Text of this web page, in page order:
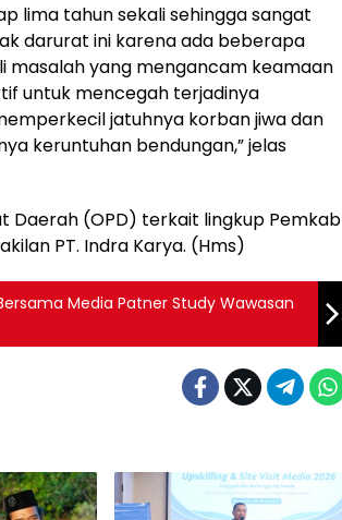
lima tahun sekali sehingga sangat
darurat ini karena ada beberapa
masalah yang mengancam keamaan
untuk mencegah terjadinya
jatuhnya korban jiwa dan
keruntuhan bendungan,” jelas
Daerah (OPD) terkait lingkup Pemkab
PT. Indra Karya. (Hms)
Media Patner Study Wawasan